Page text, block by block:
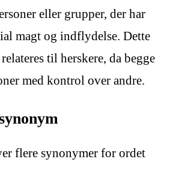
eller grupper, der har
magt og indflydelse. Dette
til herskere, da begge
med kontrol over andre.
flere synonymer for ordet